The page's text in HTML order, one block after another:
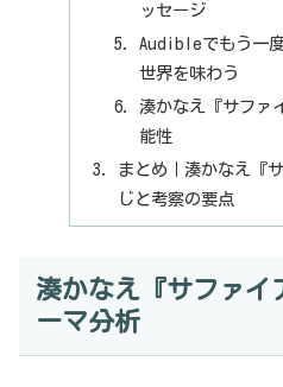
ッセージ
Audibleでもう一
世界を味わう
湊かなえ『サファ
能性
まとめ｜湊かなえ『
じと考察の要点
湊かなえ『サファイ
ーマ分析